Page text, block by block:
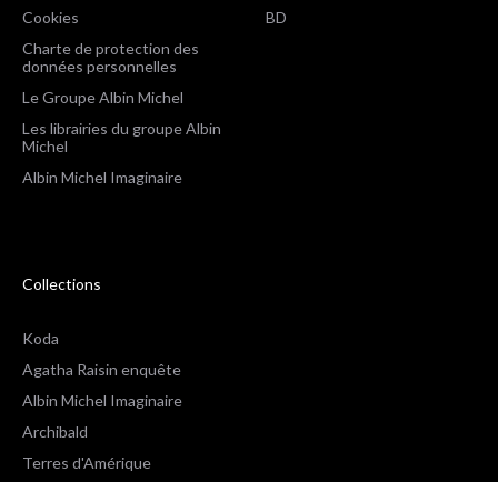
Cookies
Charte de protection des
données personnelles
Le Groupe Albin Michel
Les librairies du groupe Albin
Michel
Albin Michel Imaginaire
BD
Collections
Koda
Agatha Raisin enquête
Albin Michel Imaginaire
Archibald
Terres d'Amérique